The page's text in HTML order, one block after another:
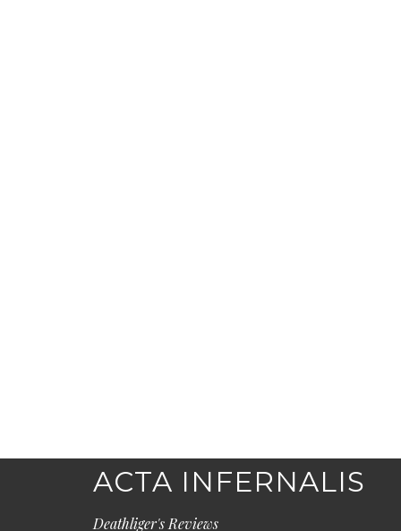
ACTA INFERNALIS
Deathliger's Reviews